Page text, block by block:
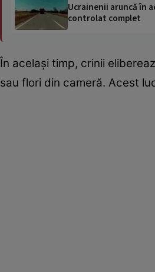
Ucrainenii aruncă în
controlat complet
În același timp, crinii
sau flori din cameră. Acest